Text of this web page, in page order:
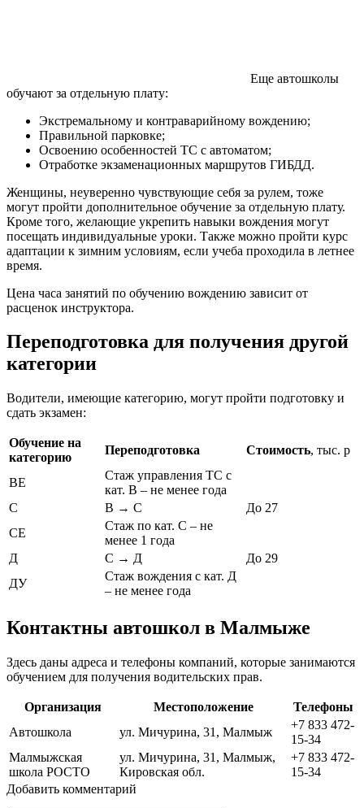
Еще автошколы
обучают за отдельную плату:
Экстремальному и контраварийному вождению;
Правильной парковке;
Освоению особенностей ТС с автоматом;
Отработке экзаменационных маршрутов ГИБДД.
Женщины, неуверенно чувствующие себя за рулем, тоже
могут пройти дополнительное обучение за отдельную плату.
Кроме того, желающие укрепить навыки вождения могут
посещать индивидуальные уроки. Также можно пройти курс
адаптации к зимним условиям, если учеба проходила в летнее
время.
Цена часа занятий по обучению вождению зависит от
расценок инструктора.
Переподготовка для получения другой
категории
Водители, имеющие категорию, могут пройти подготовку и
сдать экзамен:
Обучение на
категорию
Переподготовка Стоимость, тыс. р
ВЕ
Стаж управления ТС с
кат. В – не менее года
С
В → С
До 27
СЕ
Стаж по кат. С – не
менее 1 года
До 29
Д
С → Д
ДУ
Стаж вождения с кат. Д
– не менее года
Контактны автошкол в Малмыже
Здесь даны адреса и телефоны компаний, которые занимаются
обучением для получения водительских прав.
Организация Местоположение
Телефоны
Автошкола
ул. Мичурина, 31, Малмыж
+7 833 472-
15-34
Малмыжская
школа РОСТО
ул. Мичурина, 31, Малмыж,
Кировская обл.
+7 833 472-
15-34
Добавить комментарий